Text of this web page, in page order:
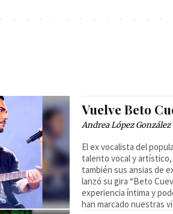
Vuelve Beto
Andrea López González
El ex vocalista del
talento vocal y artístico,
también sus ansias de
lanzó su gira “Beto
experiencia íntima y
han marcado nuestras